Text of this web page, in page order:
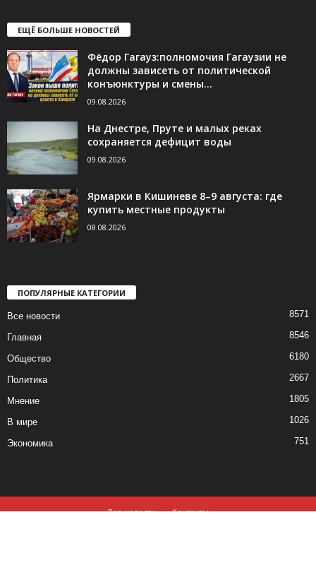
ЕЩЁ БОЛЬШЕ НОВОСТЕЙ
Фёдор Гагауз:полномочия Гагаузии не
должны зависеть от политической
конъюнктуры и смены...
09.08.2026
На Днестре, Пруте и малых реках
сохраняется дефицит воды
09.08.2026
Ярмарки в Кишиневе 8–9 августа: где
купить местные продукты
08.08.2026
ПОПУЛЯРНЫЕ КАТЕГОРИИ
Все новости 8571
Главная 8546
Общество 6180
Политика 2667
Мнение 1805
В мире 1026
Экономика 751
Все новости
Контакты